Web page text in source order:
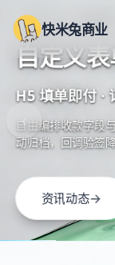
快米兔商业
咿嗷科技旗下快米
核心产品 · 聚合支付
一次对
微信 · 支付宝
以客户为中心，始
服务，多样化的支
立即咨询→
核心产品 · 电商收款单
自定义
H5 填单即付 ·
自由编排收款字段
动归档，回调验签
资讯动态→
探店带
矩阵出片
视频矩阵 · 批
面向电商与门店营
模特换装与全驱数
→
让好货
长
语义检索・个
适配 AI 生成式问
序，联动品牌资源
→
‹